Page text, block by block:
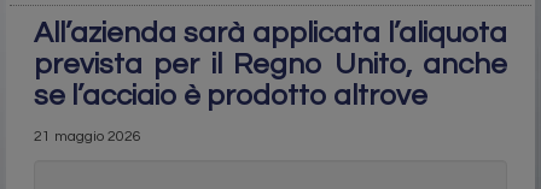
All’azienda sarà applicata l’aliquota
prevista per il Regno Unito, anche
se l’acciaio è prodotto altrove
21 maggio 2026